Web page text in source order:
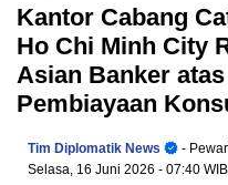
Kantor Cabang
Ho Chi Minh City
Asian Banker
Pembiayaan
Tim Diplomatik News
-
Selasa, 16 Juni 2026 - 07:40 WIB